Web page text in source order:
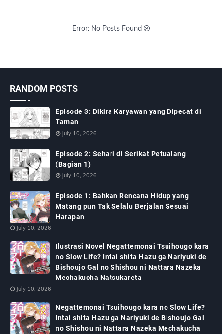
Error: No Posts Found
RANDOM POSTS
Episode 3: Dikira Karyawan yang Dipecat di
Taman
July 10, 2026
Episode 2: Sehari di Serikat Petualang
(Bagian 1)
July 10, 2026
Episode 1: Bahkan Rencana Hidup yang
Matang pun Tak Selalu Berjalan Sesuai
Harapan
July 10, 2026
Ilustrasi Novel Negattemonai Tsuihougo kara
no Slow Life? Intai shita Hazu ga Nariyuki de
Bishoujo Gal no Shishou ni Nattara Nazeka
Mechakucha Natsukareta
July 10, 2026
Negattemonai Tsuihougo kara no Slow Life?
Intai shita Hazu ga Nariyuki de Bishoujo Gal
no Shishou ni Nattara Nazeka Mechakucha